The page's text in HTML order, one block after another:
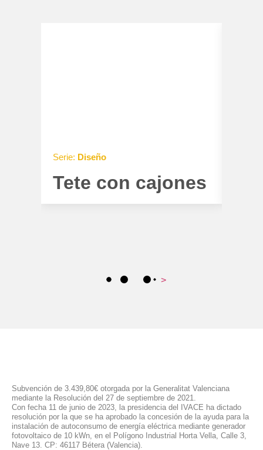
Serie: Diseño
Tete con cajones
>
Subvención de 3.439,80€ otorgada por la Generalitat Valenciana
mediante la Resolución del 27 de septiembre de 2021.
Con fecha 11 de junio de 2023, la presidencia del IVACE ha dictado
resolución por la que se ha aprobado la concesión de la ayuda para la
instalación de autoconsumo de energía eléctrica mediante generador
fotovoltaico de 10 kWn, en el Polígono Industrial Horta Vella, Calle 3,
Nave 13. CP: 46117 Bétera (Valencia).